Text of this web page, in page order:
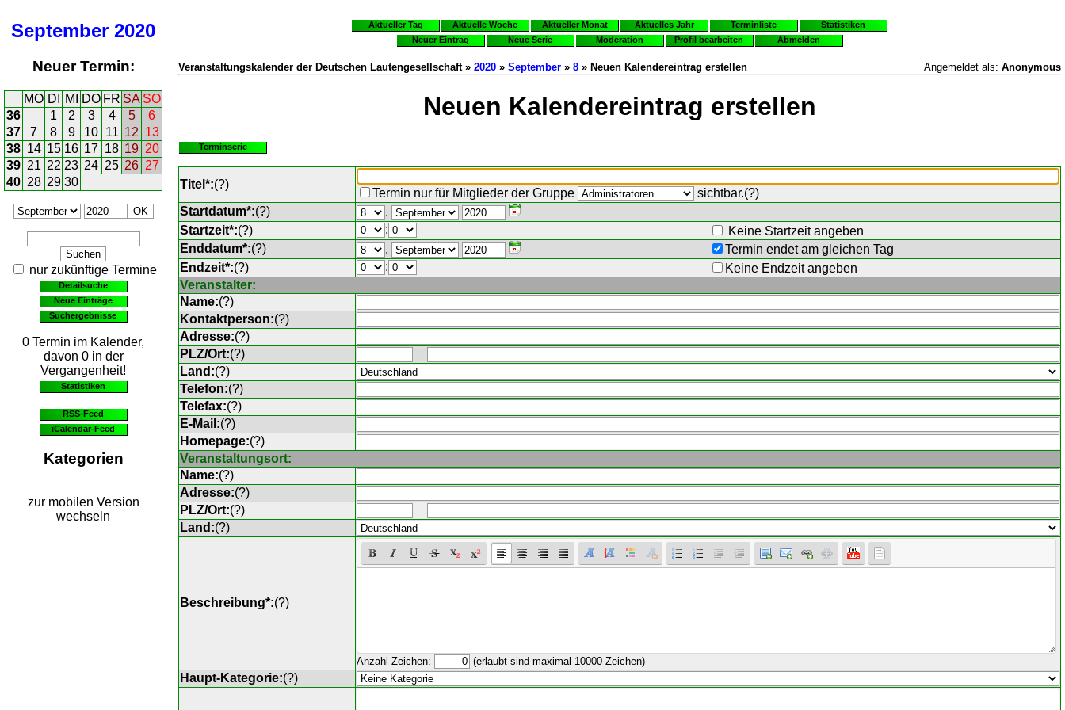
September 2020
Neuer Termin:
MO DI MI DO FR SA SO
36
1 2 3 4 5
6
37
7 8 9 10 11 12 13
38 14 15 16 17 18 19 20
39 21 22 23 24 25 26 27
40 28 29 30
nur zukünftige Termine
Detailsuche
Neue Einträge
Suchergebnisse
0 Termin im Kalender,
davon 0 in der
Vergangenheit!
Statistiken
RSS-Feed
iCalendar-Feed
Kategorien
zur mobilen Version
wechseln
Aktueller Tag Aktuelle Woche Aktueller Monat Aktuelles Jahr Terminliste
Statistiken
Neuer Eintrag
Neue Serie Moderation Profil bearbeiten Abmelden
Veranstaltungskalender der Deutschen Lautengesellschaft » 2020 » September » 8 » Neuen Kalendereintrag erstellen Angemeldet als: Anonymous
Neuen Kalendereintrag erstellen
Terminserie
Titel*:(?)
Termin nur für Mitglieder der Gruppe sichtbar.(?)
Startdatum*:(?)
.
Startzeit*:(?) :
Keine Startzeit angeben
Enddatum*:(?) .
Termin endet am gleichen Tag
Endzeit*:(?) :
Keine Endzeit angeben
Veranstalter:
Name:(?)
Kontaktperson:(?)
Adresse:(?)
PLZ/Ort:(?)
Land:(?)
Telefon:(?)
Telefax:(?)
E-Mail:(?)
Homepage:(?)
Veranstaltungsort:
Name:(?)
Adresse:(?)
PLZ/Ort:(?)
Land:(?)
Beschreibung*:(?)
Anzahl Zeichen: (erlaubt sind maximal 10000 Zeichen)
Haupt-Kategorie:(?)